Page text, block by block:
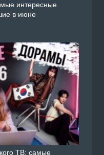
интересные
в июне
ТВ: самые